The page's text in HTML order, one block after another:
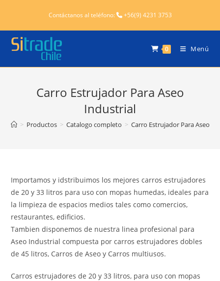
contenido
Contáctanos al teléfono: +56(9) 4231 3753
0 Menú
Carro Estrujador Para Aseo
Industrial
> Productos > Catalogo completo > Carro Estrujador Para Aseo
Importamos y idstribuimos los mejores carros estrujadores
de 20 y 33 litros para uso con mopas humedas, ideales para
la limpieza de espacios medios tales como comercios,
restaurantes, edificios.
Tambien disponemos de nuestra linea profesional para
Aseo Industrial compuesta por carros estrujadores dobles
de 45 litros, Carros de Aseo y Carros multiusos.
Carros estrujadores de 20 y 33 litros, para uso con mopas